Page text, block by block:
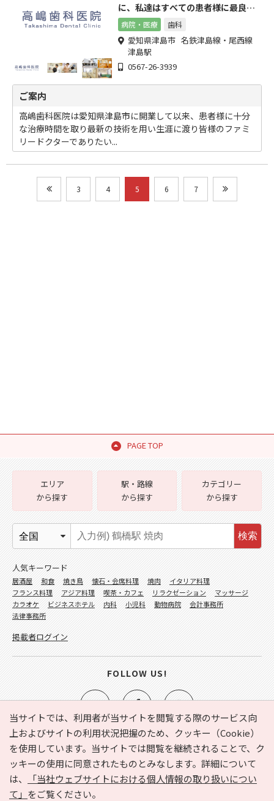
に、私達はすべての患者様に最良の
治療をご提供します。
病院・医療 歯科
愛知県津島市 名鉄津島線・尾西線
津島駅
0567-26-3939
ご案内
高嶋歯科医院は愛知県津島市に開業して以来、患者様に十分
な治療時間を取り最新の技術を用い生涯に渡り皆様のファミ
リードクターでありたい...
3 4 5 6 7
PAGE TOP
当サイトでは、利用者が当サイトを閲覧する際のサービス向
上およびサイトの利用状況把握のため、クッキー（Cookie）
を使用しています。当サイトでは閲覧を継続されることで、ク
ッキーの使用に同意されたものとみなします。詳細について
は、
「当社ウェブサイトにおける個人情報の取り扱いについ
て」 をご覧ください。
e-NAVITA（イーナビタ）とは？ お気に入り
ヘルプ
利用規約
個人情報の取り扱いについて
運営会社
サイトマップ
広告掲載に関するお問い合わせ
エリア
から探す
駅・路線
から探す
カテゴリー
から探す
検索
人気キーワード
居酒屋 和食 焼き鳥 懐石・会席料理 焼肉
イタリア料理
フランス料理
アジア料理 喫茶・カフェ リラクゼーション
マッサージ
カラオケ
ビジネスホテル 内科 小児科 動物病院
会計事務所
法律事務所
掲載者ログイン
FOLLOW US!